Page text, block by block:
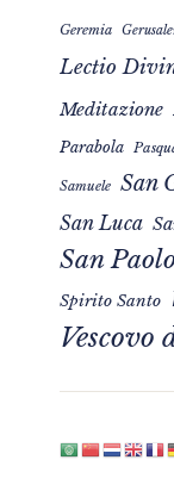
Geremia
Lectio
Meditazione
Parabola
Samuele San
San Luca
San Paolo
Spirito Santo
Vescovo